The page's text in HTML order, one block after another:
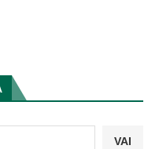
VAI